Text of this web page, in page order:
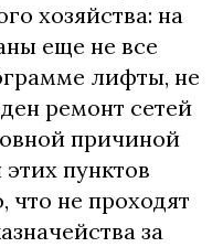
хозяйства: на
еще не все
лифты, не
ремонт сетей
причиной
пунктов
что не проходят
за